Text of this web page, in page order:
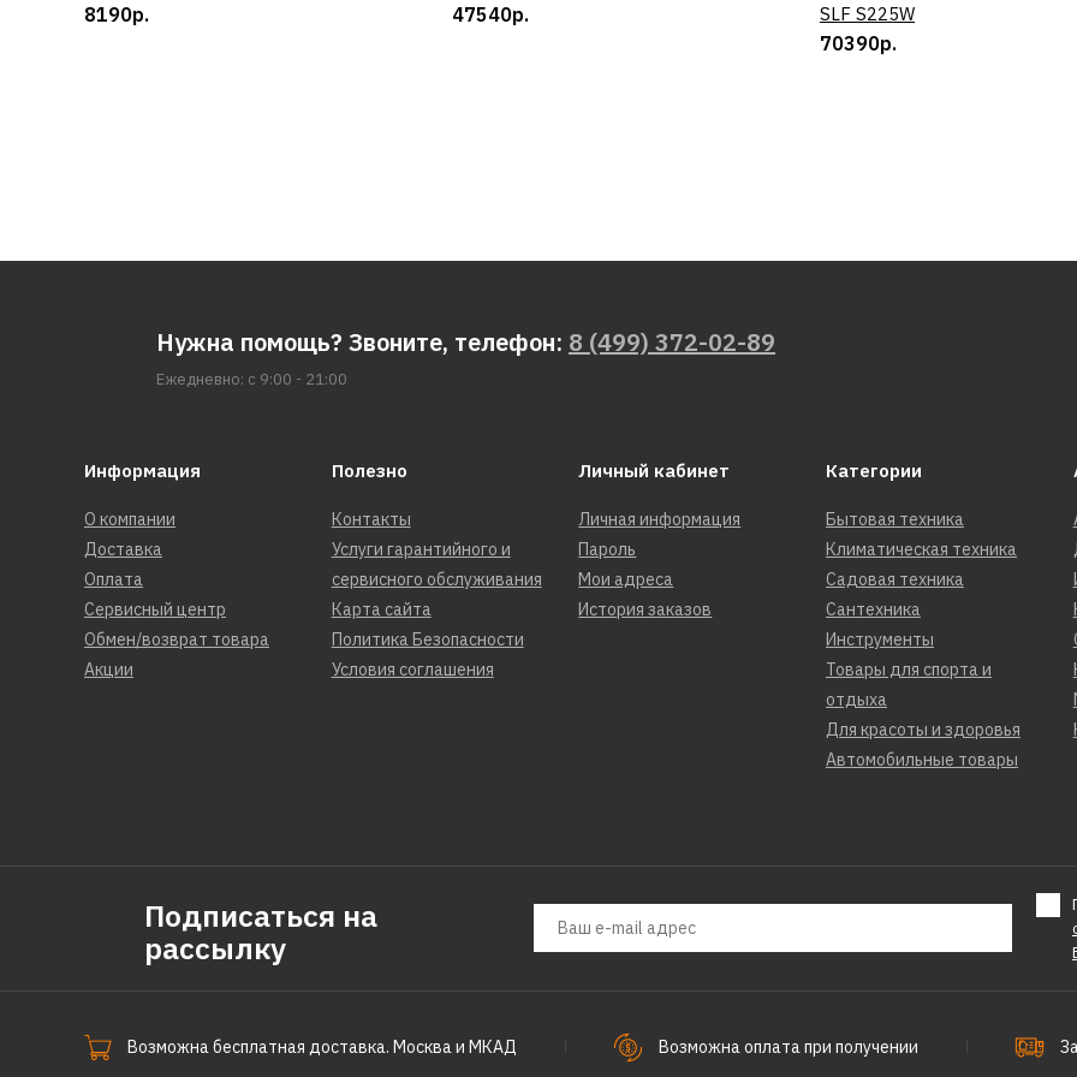
9890р.
ДОБАВИТЬ К
PATRIOT
Мотоблок
68990р.
ДОБАВИТЬ К
8190р. 47540р.
SLF S225W
70390р.
Нужна помощь? Звоните, телефон: 8 (499) 372-02-89
Ежедневно: с 9:00 - 21:00
Информация
О компании
Доставка
Оплата
Сервисный центр
Обмен/возврат товара
Акции
Полезно
Контакты
Услуги гарантийного и
сервисного обслуживания
Карта сайта
Политика Безопасности
Условия соглашения
Личный кабинет
Личная информация
Пароль
Мои адреса
История заказов
Категории
Бытовая техника
Климатическая техника
Садовая техника
Сантехника
Инструменты
Товары для спорта и
отдыха
Для красоты и здоровья
Автомобильные товары
Подписаться на
рассылку
Возможна бесплатная доставка. Москва и МКАД Возможна оплата при получении